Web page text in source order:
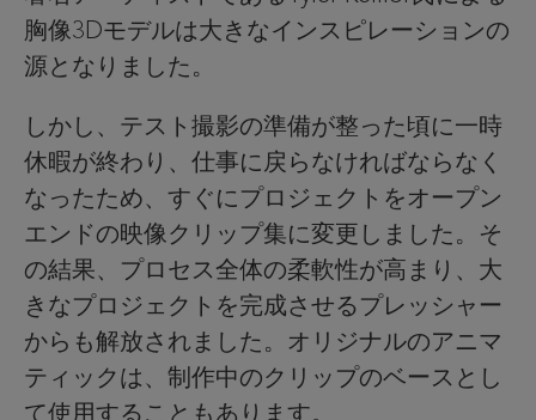
胸像3Dモデルは大きなインスピレーションの
源となりました。
しかし、テスト撮影の準備が整った頃に一時
休暇が終わり、仕事に戻らなければならなく
なったため、すぐにプロジェクトをオープン
エンドの映像クリップ集に変更しました。そ
の結果、プロセス全体の柔軟性が高まり、大
きなプロジェクトを完成させるプレッシャー
からも解放されました。オリジナルのアニマ
ティックは、制作中のクリップのベースとし
て使用することもあります。